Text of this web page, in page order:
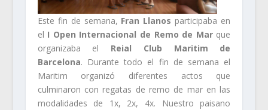
Este fin de semana, Fran Llanos participaba en
el I Open Internacional de Remo de Marque
organizaba el Reial Club Maritim de
Barcelona. Durante todo el fin de semana el
Maritim organizó diferentes actos que
culminaron con regatas de remo de mar en las
modalidades de 1x, 2x, 4x. Nuestro paisano